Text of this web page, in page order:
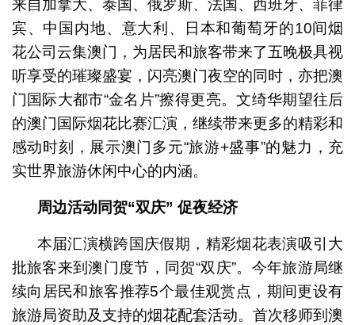
来自加拿大、泰国、俄罗斯、法国、西班牙、菲律
宾、中国内地、意大利、日本和葡萄牙的10间烟
花公司云集澳门，为居民和旅客带来了五晚极具视
听享受的璀璨盛宴，闪亮澳门夜空的同时，亦把澳
门国际大都市“金名片”擦得更亮。文绮华期望往后
的澳门国际烟花比赛汇演，继续带来更多的精彩和
感动时刻，展示澳门多元“旅游+盛事”的魅力，充
实世界旅游休闲中心的内涵。
周边活动同贺“双庆” 促夜经济
本届汇演横跨国庆假期，精彩烟花表演吸引大
批旅客来到澳门度节，同贺“双庆”。今年旅游局继
续向居民和旅客推荐5个最佳观赏点，期间更设有
旅游局资助及支持的烟花配套活动。首次移师到澳